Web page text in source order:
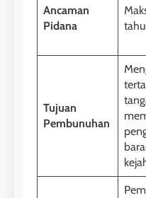
Ancaman
Pidana
Tujuan
Pembunuhan